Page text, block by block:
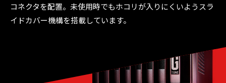
コネクタを配置。未使用時でもホコリが入りにくいようスラ
イドカバー機構を搭載しています。